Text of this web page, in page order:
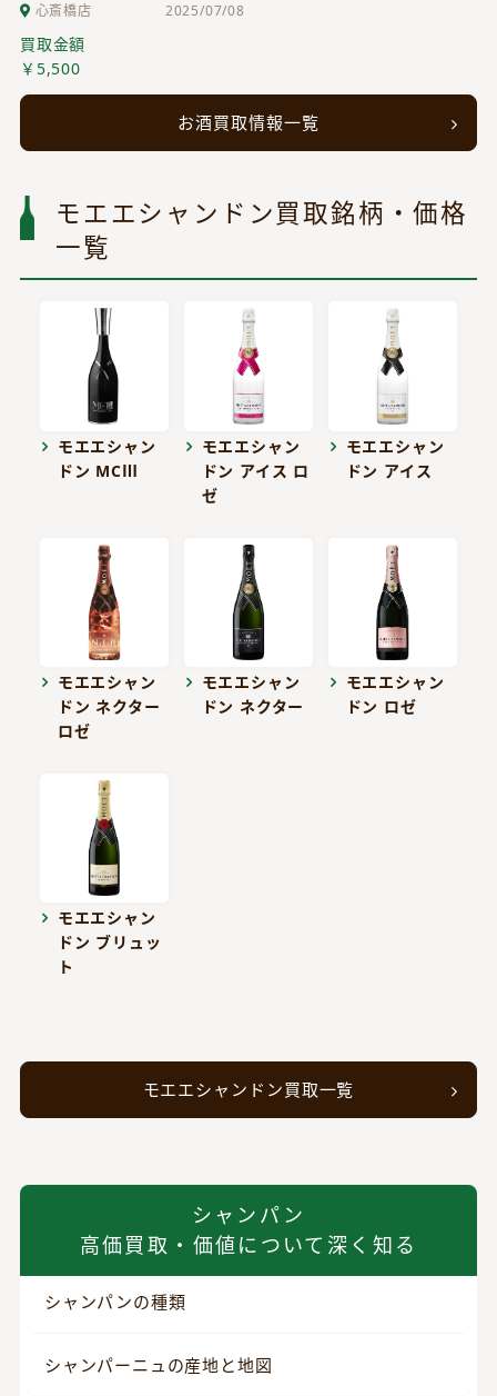
心斎橋店 2025/07/08
買取金額
￥5,500
お酒買取情報一覧
モエエシャンドン買取銘柄・価格
一覧
モエエシャン
ドン MCⅢ
モエエシャン
ドン アイス ロ
ゼ
モエエシャン
ドン アイス
モエエシャン
ドン ネクター
ロゼ
モエエシャン
ドン ネクター
モエエシャン
ドン ロゼ
モエエシャン
ドン ブリュッ
ト
モエエシャンドン買取一覧
シャンパン
高価買取・価値について深く知る
シャンパンの種類
シャンパーニュの産地と地図